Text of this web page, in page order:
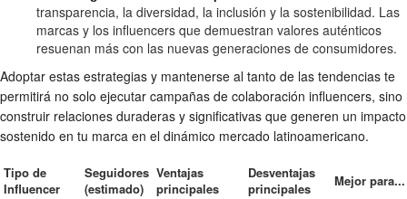
transparencia, la diversidad, la inclusión y la sostenibilidad. Las
marcas y los influencers que demuestran valores auténticos
resuenan más con las nuevas generaciones de consumidores.
Adoptar estas estrategias y mantenerse al tanto de las tendencias te
permitirá no solo ejecutar campañas de colaboración influencers, sino
construir relaciones duraderas y significativas que generen un impacto
sostenido en tu marca en el dinámico mercado latinoamericano.
Tipo de
Influencer
Seguidores
(estimado)
Ventajas
principales
Desventajas
principales
Mejor para...